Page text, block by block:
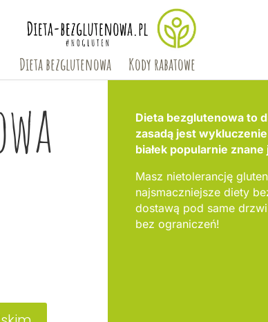
Dieta bezglutenowa Kody rabatowe
Dieta bezglutenowa to
zasadą jest
białek popularnie
Masz nietolerancję
najsmaczniejsze diety
dostawą pod same
bez ograniczeń!